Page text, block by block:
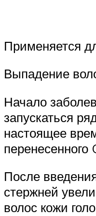
Применяется
Выпадение
Начало
запускаться
настоящее
перенесенного
После
стержней
волос кожи